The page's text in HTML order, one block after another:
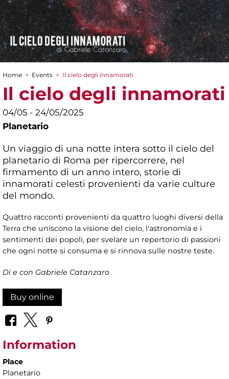
You are here
Home > Events > Il cielo degli innamorati
Il cielo degli innamorati
04/05 - 24/05/2025
Planetario
Un viaggio di una notte intera sotto il cielo del
planetario di Roma per ripercorrere, nel
firmamento di un anno intero, storie di
innamorati celesti provenienti da varie culture
del mondo.
Quattro racconti provenienti da quattro luoghi diversi della
Terra che uniscono la visione del cielo, l'astronomia e i
sentimenti dei popoli, per svelare un repertorio di passioni
che ogni notte si consuma e si rinnova sulle nostre teste.
Di e con Gabriele Catanzaro
Buy online
Information
Place
Planetario